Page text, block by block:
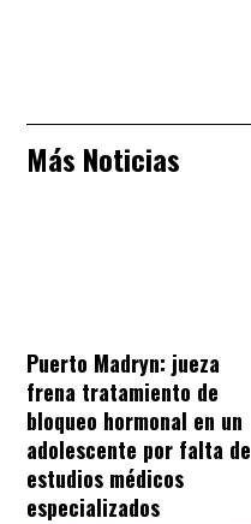
Más Noticias
Puerto Madryn: jueza
frena tratamiento de
bloqueo hormonal en un
adolescente por falta de
estudios médicos
especializados